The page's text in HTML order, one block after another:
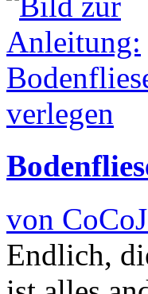
von
Endlich,